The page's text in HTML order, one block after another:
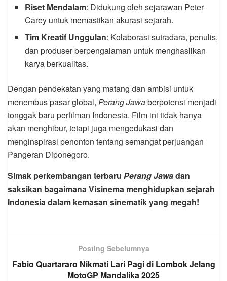
Riset Mendalam: Didukung oleh sejarawan Peter
Carey untuk memastikan akurasi sejarah.
Tim Kreatif Unggulan: Kolaborasi sutradara, penulis,
dan produser berpengalaman untuk menghasilkan
karya berkualitas.
Dengan pendekatan yang matang dan ambisi untuk
menembus pasar global, Perang Jawaberpotensi menjadi
tonggak baru perfilman Indonesia. Film ini tidak hanya
akan menghibur, tetapi juga mengedukasi dan
menginspirasi penonton tentang semangat perjuangan
Pangeran Diponegoro.
Simak perkembangan terbaru Perang Jawadan
saksikan bagaimana Visinema menghidupkan sejarah
Indonesia dalam kemasan sinematik yang megah!
Posting Sebelumnya
Fabio Quartararo Nikmati Lari Pagi di Lombok Jelang
MotoGP Mandalika 2025